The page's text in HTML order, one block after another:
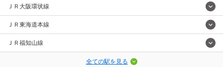
ＪＲ大阪環状線
ＪＲ東海道本線
ＪＲ福知山線
全ての駅を見る